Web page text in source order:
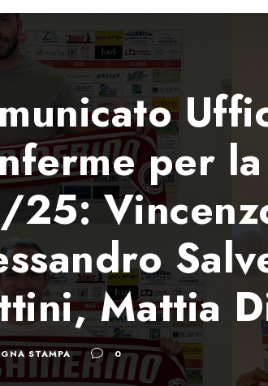
per
Mattia
STAMPA 0